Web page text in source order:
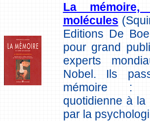
La
molécules
Editions De
pour grand
experts
Nobel. Ils
mémoire :
quotidienne à
par la